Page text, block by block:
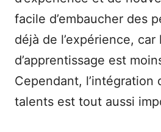
facile d’embaucher des
déjà de l’expérience, car
d’apprentissage est
Cependant, l’intégration
talents est tout aussi